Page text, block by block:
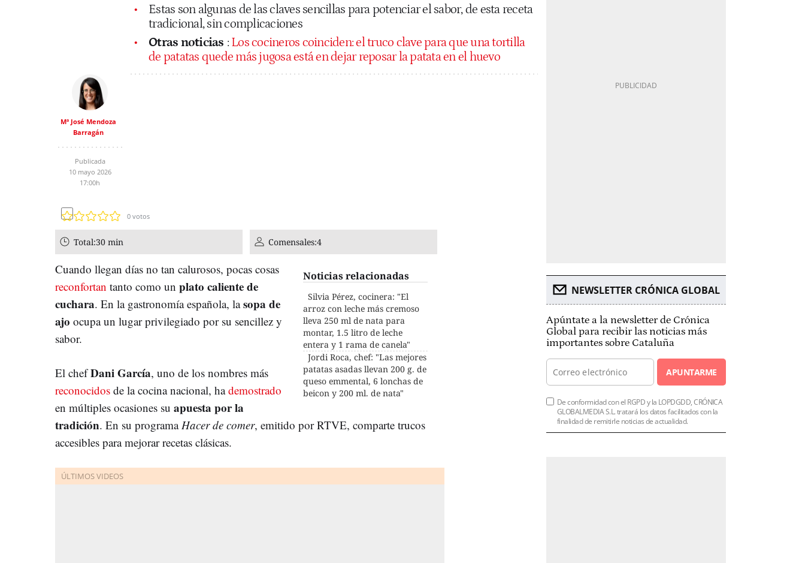
Estas son algunas de las claves sencillas para potenciar el sabor, de esta receta
tradicional, sin complicaciones
Otras noticias : Los cocineros coinciden: el truco clave para que una tortilla
de patatas quede más jugosa está en dejar reposar la patata en el huevo
Mª José Mendoza
Barragán
Publicada
10 mayo 2026
17:00h
0 votos
Total:30 min Comensales:4
Noticias relacionadas
Silvia Pérez, cocinera: "El
arroz con leche más cremoso
lleva 250 ml de nata para
montar, 1.5 litro de leche
entera y 1 rama de canela"
Jordi Roca, chef: "Las mejores
patatas asadas llevan 200 g. de
queso emmental, 6 lonchas de
beicon y 200 ml. de nata"
Cuando llegan días no tan calurosos, pocas cosas
reconfortan tanto como un plato caliente de
cuchara. En la gastronomía española, lasopa de
ajo ocupa un lugar privilegiado por su sencillez y
sabor.
El chefDani García, uno de los nombres más
reconocidos de la cocina nacional, hademostrado
en múltiples ocasiones su apuesta por la
tradición. En su programa Hacer de comer, emitido por RTVE, comparte trucos
accesibles para mejorar recetas clásicas.
NEWSLETTER CRÓNICA GLOBAL
Apúntate a la newsletter de Crónica
Global para recibir las noticias más
importantes sobre Cataluña
APUNTARME
De conformidad con el RGPD y la LOPDGDD, CRÓNICA
GLOBALMEDIA S.L. tratará los datos facilitados con la
finalidad de remitirle noticias de actualidad.